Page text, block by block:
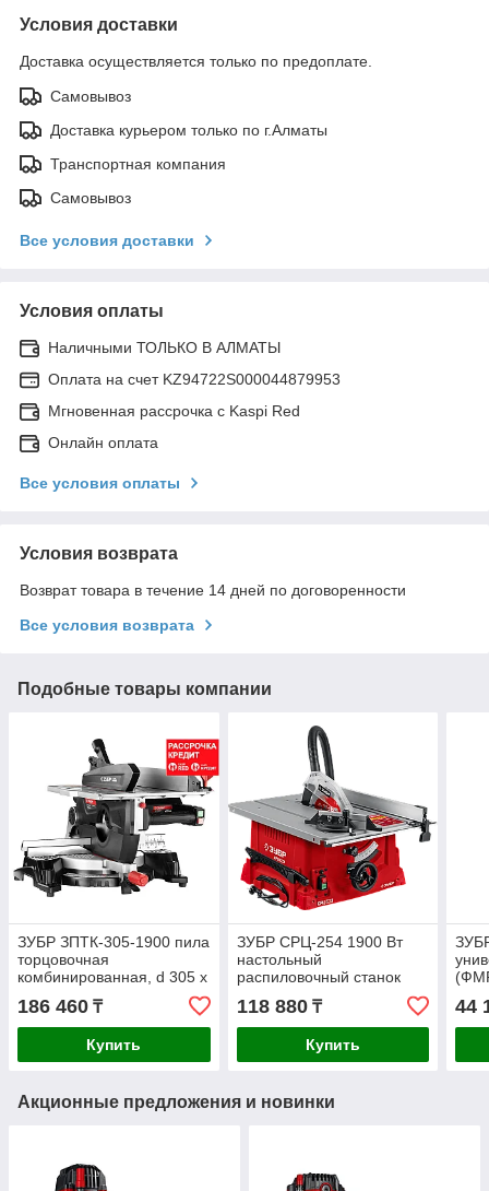
Условия доставки
Доставка осуществляется только по предоплате.
Самовывоз
Доставка курьером только по г.Алматы
Транспортная компания
Самовывоз
Все условия доставки
Условия оплаты
Наличными ТОЛЬКО В АЛМАТЫ
Оплата на счет KZ94722S000044879953
Мгновенная рассрочка с Kaspi Red
Онлайн оплата
Все условия оплаты
Условия возврата
Возврат товара в течение 14 дней по договоренности
Все условия возврата
Подобные товары компании
ЗУБР ЗПТК-305-1900 пила
торцовочная
комбинированная, d 305 х
(ЗПТК-305-1900)
186 460 ₸
Купить
ЗУБР СРЦ-254 1900 Вт
настольный
распиловочный станок
118 880₸
Купить
44
Акционные предложения и новинки